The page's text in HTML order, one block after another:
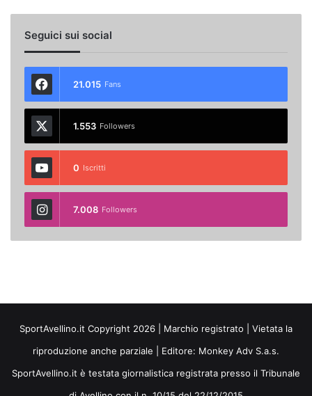
Seguici sui social
21.015 Fans
1.553 Followers
0 Iscritti
7.008 Followers
SportAvellino.it Copyright 2026 | Marchio registrato | Vietata la
riproduzione anche parziale | Editore: Monkey Adv S.a.s.
SportAvellino.it è testata giornalistica registrata presso il Tribunale